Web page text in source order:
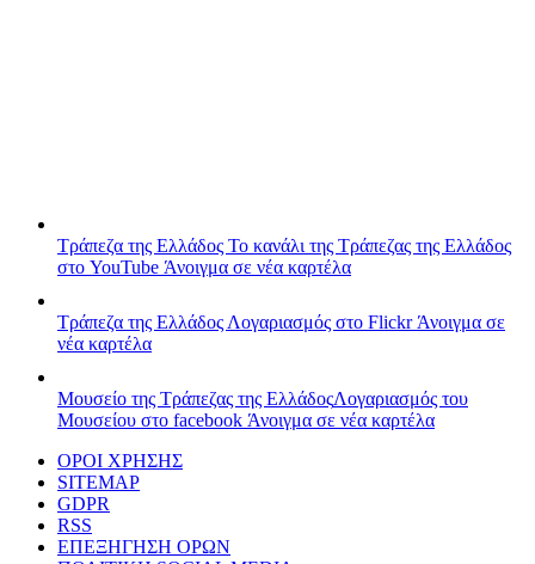
Τράπεζα της Ελλάδος Το κανάλι της Τράπεζας της Ελλάδος
στο YouTube Άνοιγμα σε νέα καρτέλα
Τράπεζα της Ελλάδος Λογαριασμός στο FlickrΆνοιγμα σε
νέα καρτέλα
Μουσείο της Τράπεζας της ΕλλάδοςΛογαριασμός του
Μουσείου στο facebook Άνοιγμα σε νέα καρτέλα
ΟΡΟΙ ΧΡΗΣΗΣ
SITEMAP
GDPR
RSS
ΕΠΕΞΗΓΗΣΗ ΟΡΩΝ